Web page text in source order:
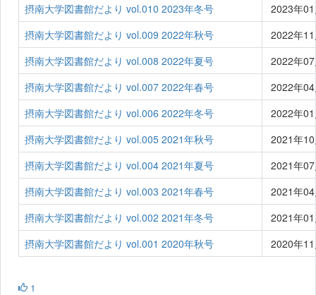
摂南大学図書館だより vol.010 2023年冬号
2023年
摂南大学図書館だより vol.009 2022年秋号
2022年
摂南大学図書館だより vol.008 2022年夏号
2022年
摂南大学図書館だより vol.007 2022年春号
2022年
摂南大学図書館だより vol.006 2022年冬号
2022年
摂南大学図書館だより vol.005 2021年秋号
2021年
摂南大学図書館だより vol.004 2021年夏号
2021年
摂南大学図書館だより vol.003 2021年春号
2021年
摂南大学図書館だより vol.002 2021年冬号
2021年
摂南大学図書館だより vol.001 2020年秋号
2020年
1